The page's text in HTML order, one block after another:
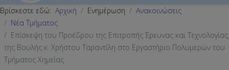
Βρίσκεστε εδώ: Αρχική Ενημέρωση
Ανακοινώσεις
Νέα Τμήματος
Επίσκεψη του Προέδρου της Επιτροπής Έρευνας και Τεχνολογίας
της Βουλής κ. Χρήστου Ταραντίλη στο Εργαστήριο Πολυμερών του
Τμήματος Χημείας